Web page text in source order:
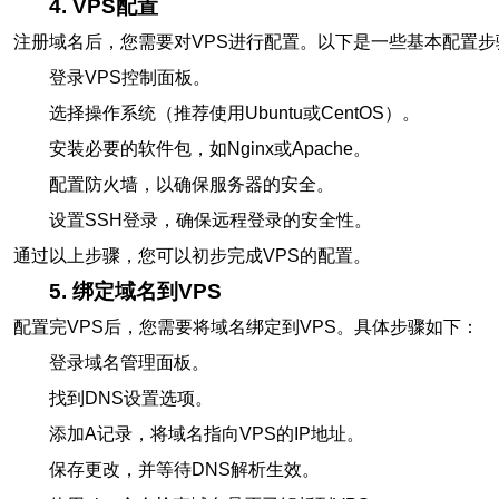
4. VPS配置
注册域名后，您需要对VPS进行配置。以下是一些基本配置
登录VPS控制面板。
选择操作系统（推荐使用Ubuntu或CentOS）。
安装必要的软件包，如Nginx或Apache。
配置防火墙，以确保服务器的安全。
设置SSH登录，确保远程登录的安全性。
通过以上步骤，您可以初步完成VPS的配置。
5. 绑定域名到VPS
配置完VPS后，您需要将域名绑定到VPS。具体步骤如下：
登录域名管理面板。
找到DNS设置选项。
添加A记录，将域名指向VPS的IP地址。
保存更改，并等待DNS解析生效。